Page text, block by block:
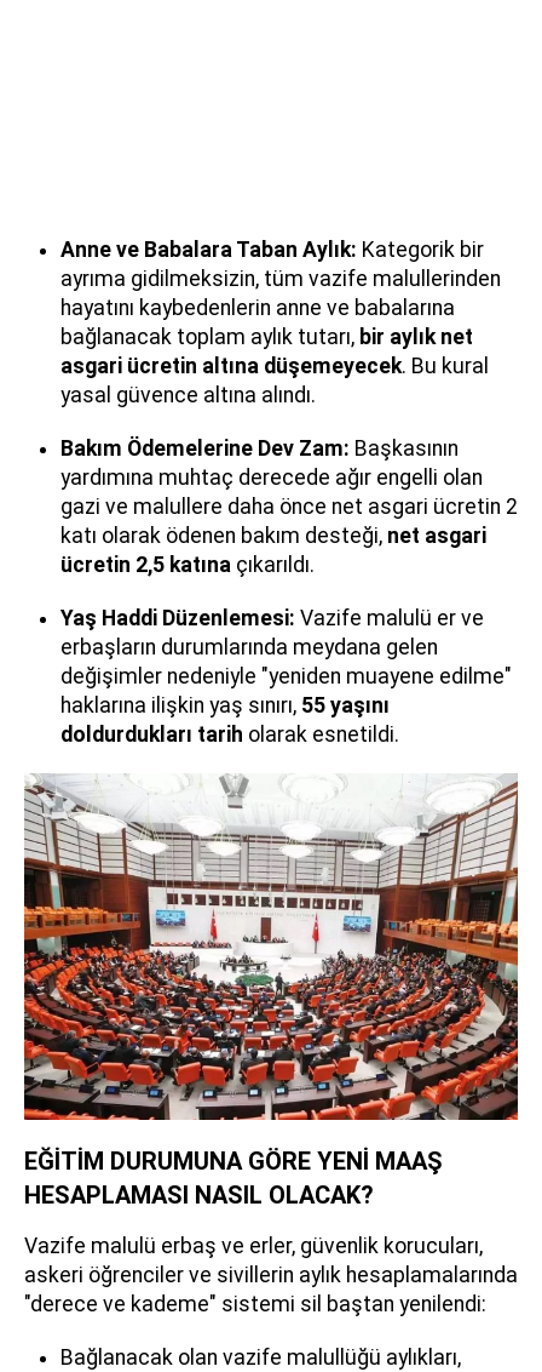
Anne ve Babalara Taban Aylık: Kategorik bir
ayrıma gidilmeksizin, tüm vazife malullerinden
hayatını kaybedenlerin anne ve babalarına
bağlanacak toplam aylık tutarı, bir aylık net
asgari ücretin altına düşemeyecek. Bu kural
yasal güvence altına alındı.
Bakım Ödemelerine Dev Zam: Başkasının
yardımına muhtaç derecede ağır engelli olan
gazi ve malullere daha önce net asgari ücretin 2
katı olarak ödenen bakım desteği, net asgari
ücretin 2,5 katına çıkarıldı.
Yaş Haddi Düzenlemesi: Vazife malulü er ve
erbaşların durumlarında meydana gelen
değişimler nedeniyle "yeniden muayene edilme"
haklarına ilişkin yaş sınırı, 55 yaşını
doldurdukları tarih olarak esnetildi.
EĞİTİM DURUMUNA GÖRE YENİ MAAŞ
HESAPLAMASI NASIL OLACAK?
Vazife malulü erbaş ve erler, güvenlik korucuları,
askeri öğrenciler ve sivillerin aylık hesaplamalarında
"derece ve kademe" sistemi sil baştan yenilendi:
Bağlanacak olan vazife malullüğü aylıkları,